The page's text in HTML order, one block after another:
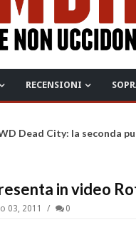
RECENSIONI
Dead City: la seconda
in video
03, 2011 0